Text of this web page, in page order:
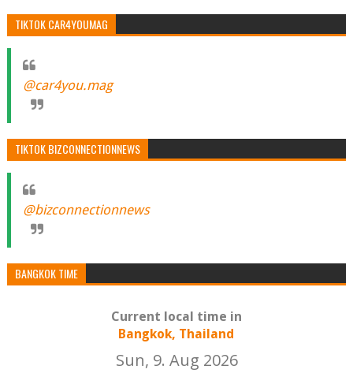
TIKTOK CAR4YOUMAG
@car4you.mag
TIKTOK BIZCONNECTIONNEWS
@bizconnectionnews
BANGKOK TIME
Current local time in
Bangkok, Thailand